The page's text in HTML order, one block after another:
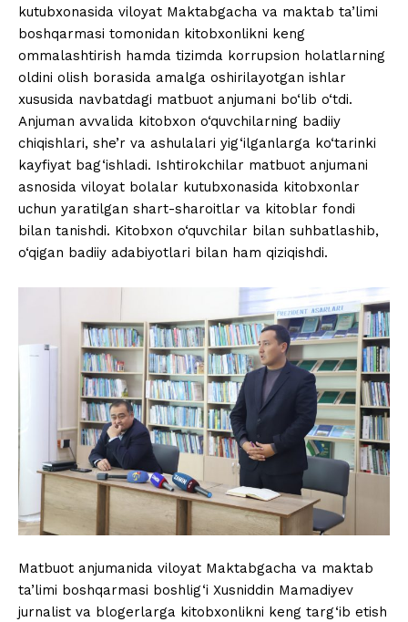
kutubxonasida viloyat Maktabgacha va maktab ta’limi
boshqarmasi tomonidan kitobxonlikni keng
ommalashtirish hamda tizimda korrupsion holatlarning
oldini olish borasida amalga oshirilayotgan ishlar
xususida navbatdagi matbuot anjumani bo‘lib o‘tdi.
Anjuman avvalida kitobxon o‘quvchilarning badiiy
chiqishlari, she’r va ashulalari yig‘ilganlarga ko‘tarinki
kayfiyat bag‘ishladi. Ishtirokchilar matbuot anjumani
asnosida viloyat bolalar kutubxonasida kitobxonlar
uchun yaratilgan shart-sharoitlar va kitoblar fondi
bilan tanishdi. Kitobxon o‘quvchilar bilan suhbatlashib,
o‘qigan badiiy adabiyotlari bilan ham qiziqishdi.
Matbuot anjumanida viloyat Maktabgacha va maktab
ta’limi boshqarmasi boshlig‘i Xusniddin Mamadiyev
jurnalist va blogerlarga kitobxonlikni keng targ‘ib etish